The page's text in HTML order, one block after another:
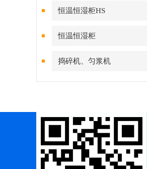
恒温恒湿柜HS
恒温恒湿柜
捣碎机、匀浆机